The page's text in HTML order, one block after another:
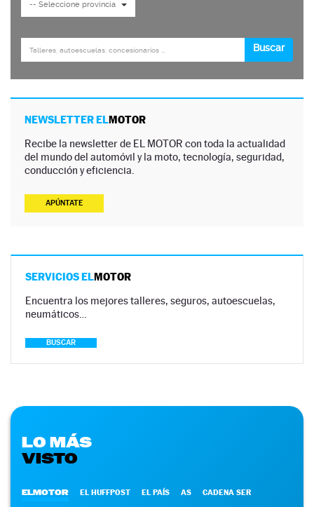
NEWSLETTER ELMOTOR
Recibe la newsletter de EL MOTOR con toda la actualidad
del mundo del automóvil y la moto, tecnología, seguridad,
conducción y eficiencia.
APÚNTATE
SERVICIOS ELMOTOR
Encuentra los mejores talleres, seguros, autoescuelas,
neumáticos…
BUSCAR
LO MÁS
VISTO
ELMOTOR EL HUFFPOST EL PAÍS AS CADENA SER